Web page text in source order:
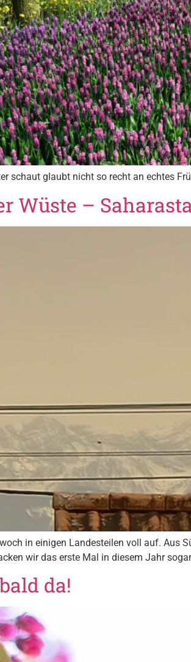
schaut glaubt nicht so recht an echtes
Wüste –
in einigen Landesteilen voll auf. Aus
wir das erste Mal in diesem Jahr
da!